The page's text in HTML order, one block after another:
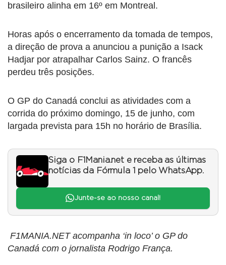
brasileiro alinha em 16º em Montreal.
Horas após o encerramento da tomada de tempos,
a direção de prova a anunciou a punição a Isack
Hadjar por atrapalhar Carlos Sainz. O francês
perdeu três posições.
O GP do Canadá conclui as atividades com a
corrida do próximo domingo, 15 de junho, com
largada prevista para 15h no horário de Brasília.
Siga o F1Mania.net e receba as últimas
notícias da Fórmula 1 pelo WhatsApp.
Junte-se ao nosso canal!
F1MANIA.NET acompanha ‘in loco’ o GP do
Canadá com o jornalista Rodrigo França.